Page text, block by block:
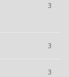
3
3
3